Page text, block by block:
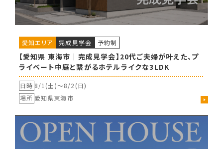
愛知エリア 完成見学会 予約制
【愛知県 東海市｜完成見学会】20代ご夫婦が叶えた、プ
ライベート中庭と繋がるホテルライクな3LDK
日時 8/1(土)〜8/2(日)
場所 愛知県東海市